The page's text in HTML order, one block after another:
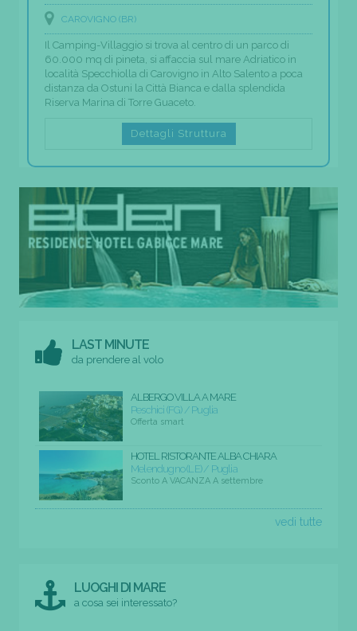
CAROVIGNO (BR)
Il Camping-Villaggio si trova al centro di un parco di
60.000 mq di pineta, si affaccia sul mare Adriatico in
località Specchiolla di Carovigno in Alto Salento a poca
distanza da Ostuni la Città Bianca e dalla splendida
Riserva Marina di Torre Guaceto.
Dettagli Struttura
LAST MINUTE
da prendere al volo
ALBERGO VILLA A MARE
Peschici (FG) / Puglia
Offerta smart
HOTEL RISTORANTE ALBA CHIARA
Melendugno (LE) / Puglia
Sconto A VACANZA A settembre
vedi tutte
LUOGHI DI MARE
a cosa sei interessato?